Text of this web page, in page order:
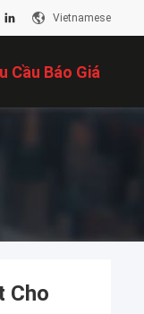
Vietnamese
Cầu Báo Giá
Cho